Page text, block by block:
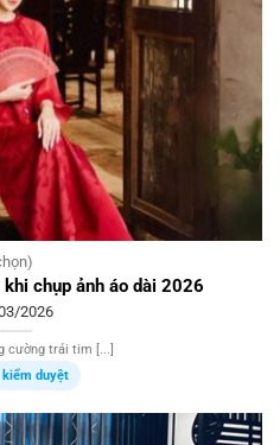
chụp ảnh áo dài 2026
2026
cường trái tim [...]
kiểm duyệt